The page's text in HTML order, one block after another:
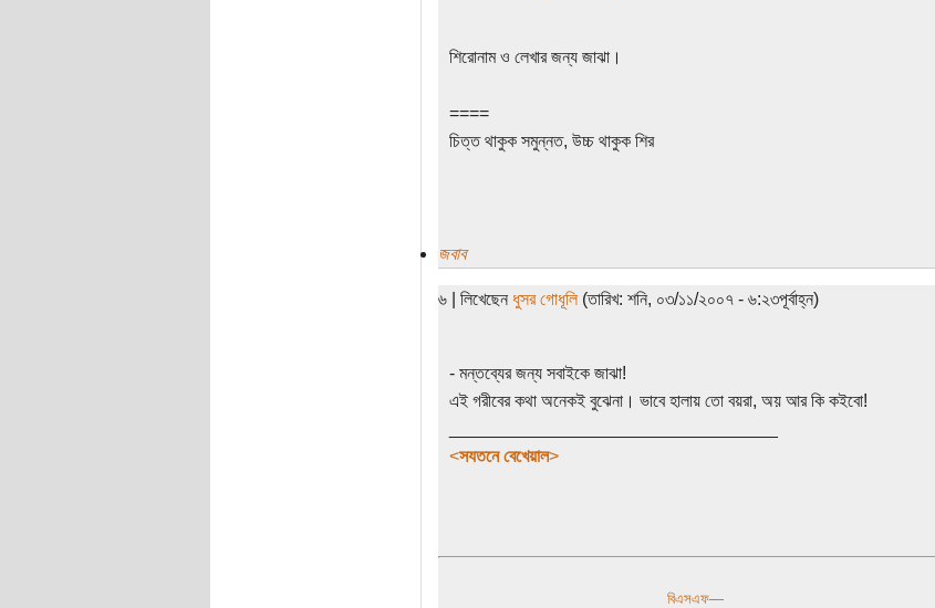
শিরোনাম ও লেখার জন্য জাঝা।
====
চিত্ত থাকুক সমুন্নত, উচ্চ থাকুক শির
জবাব
৬ | লিখেছেন ধুসর গোধূলি(তারিখ: শনি, ০৩/১১/২০০৭ - ৬:২৩পূর্বাহ্ন)
- মন্তব্যের জন্য সবাইকে জাঝা!
এই গরীবের কথা অনেকই বুঝেনা। ভাবে হালায় তো বয়রা, অয় আর কি কইবো!
<সযতনে বেখেয়াল>
বিএসএফ—